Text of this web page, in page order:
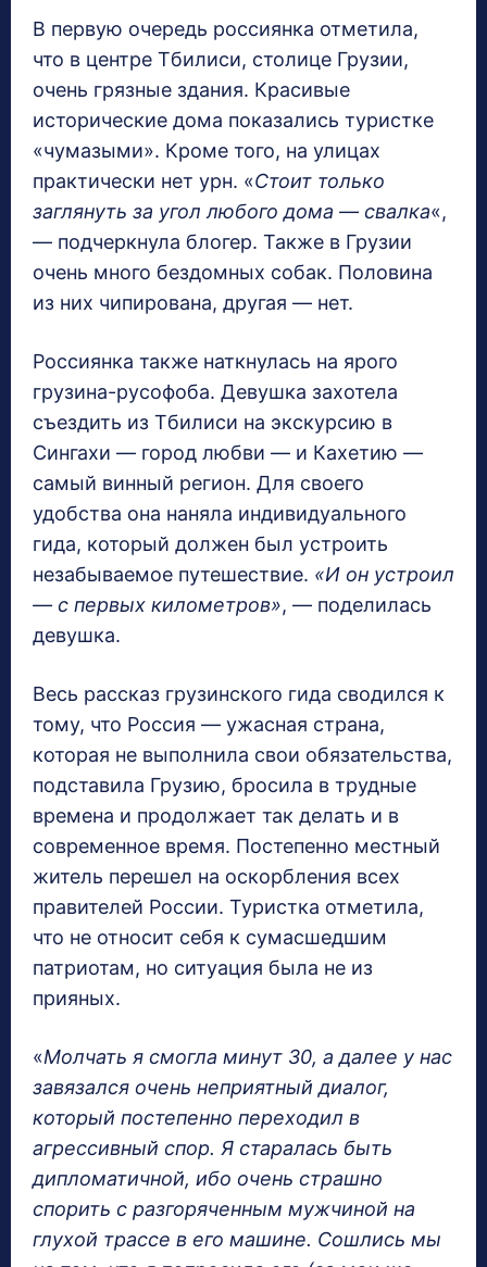
В первую очередь россиянка отметила,
что в центре Тбилиси, столице Грузии,
очень грязные здания. Красивые
исторические дома показались туристке
«чумазыми». Кроме того, на улицах
практически нет урн. «Стоит только
заглянуть за угол любого дома — свалка«,
— подчеркнула блогер. Также в Грузии
очень много бездомных собак. Половина
из них чипирована, другая — нет.
Россиянка также наткнулась на ярого
грузина-русофоба. Девушка захотела
съездить из Тбилиси на экскурсию в
Сингахи — город любви — и Кахетию —
самый винный регион. Для своего
удобства она наняла индивидуального
гида, который должен был устроить
незабываемое путешествие. «И он устроил
— с первых километров», — поделилась
девушка.
Весь рассказ грузинского гида сводился к
тому, что Россия — ужасная страна,
которая не выполнила свои обязательства,
подставила Грузию, бросила в трудные
времена и продолжает так делать и в
современное время. Постепенно местный
житель перешел на оскорбления всех
правителей России. Туристка отметила,
что не относит себя к сумасшедшим
патриотам, но ситуация была не из
прияных.
«Молчать я смогла минут 30, а далее у нас
завязался очень неприятный диалог,
который постепенно переходил в
агрессивный спор. Я старалась быть
дипломатичной, ибо очень страшно
спорить с разгоряченным мужчиной на
глухой трассе в его машине. Сошлись мы